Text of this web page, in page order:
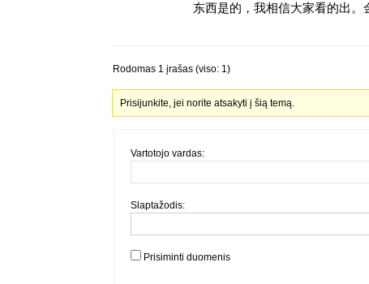
东西是的，我相信大家看的出。
Rodomas 1 įrašas (viso: 1)
Prisijunkite, jei norite atsakyti į šią temą.
Vartotojo vardas:
Slaptažodis:
Prisiminti duomenis